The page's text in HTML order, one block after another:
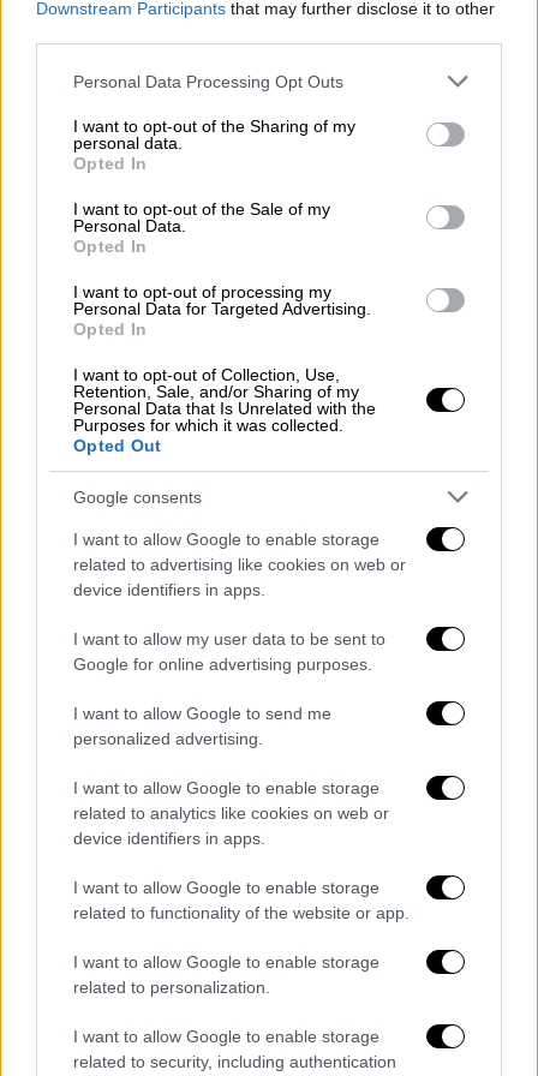
Downstream Participants that may further disclose it to other
Please note that this website/app uses one or more Google
not limited to your visit or usage behaviour. You may click to
grant or deny consent to Google and its third-party tags to
use your data for below specified purposes in below Google
consent section.
Personal Data Processing Opt Outs
I want to opt-out of the Sharing of my
personal data.
Opted In
I want to opt-out of the Sale of my
Personal Data.
Opted In
I want to opt-out of processing my
Personal Data for Targeted Advertising.
Opted In
I want to opt-out of Collection, Use,
Retention, Sale, and/or Sharing of my
Personal Data that Is Unrelated with the
Purposes for which it was collected.
Opted Out
Google consents
I want to allow Google to enable storage
related to advertising like cookies on web or
device identifiers in apps.
I want to allow my user data to be sent to
Google for online advertising purposes.
I want to allow Google to send me
personalized advertising.
I want to allow Google to enable storage
related to analytics like cookies on web or
device identifiers in apps.
I want to allow Google to enable storage
related to functionality of the website or app.
I want to allow Google to enable storage
related to personalization.
I want to allow Google to enable storage
related to security, including authentication
γραμμή εκεί. Είμαι τόσο υπερήφανος που
είπε τα τραγούδια μου, κανείς δεν θα τα
έλεγε τόσο ωραία».
Αναφερόμενος στο τραγούδι Κόκκινη
Γραμμή, αποκάλυψε την αρχική του διαδρομή,
λέγοντας: «
Η “κόκκινη γραμμή” ήταν
γραμμένη για την Άννα Βίσση, για τον δίσκο
της, δεν γράφτηκε για τη Νατάσα
. Πέρασε
μετά από την Πέγκυ Ζήνα, απορρίφθηκε και
δοκιμάσαμε και είπαμε “αυτό είναι”».
και για τη συνεργασία του με τον Γιάννη
Πάριο, εξηγώντας γιατί δεν προχώρησε
όπως θα περίμενε κανείς: « Με τον Γιάννη
Πάριο κάναμε δύο δίσκους, αλλά δεν
κυκλοφορήσαμε κανέναν. Διαφωνήσαμε και
τις δύο φορές, κυκλοφορήσαμε ένα τραγούδι
όλο και όλο».